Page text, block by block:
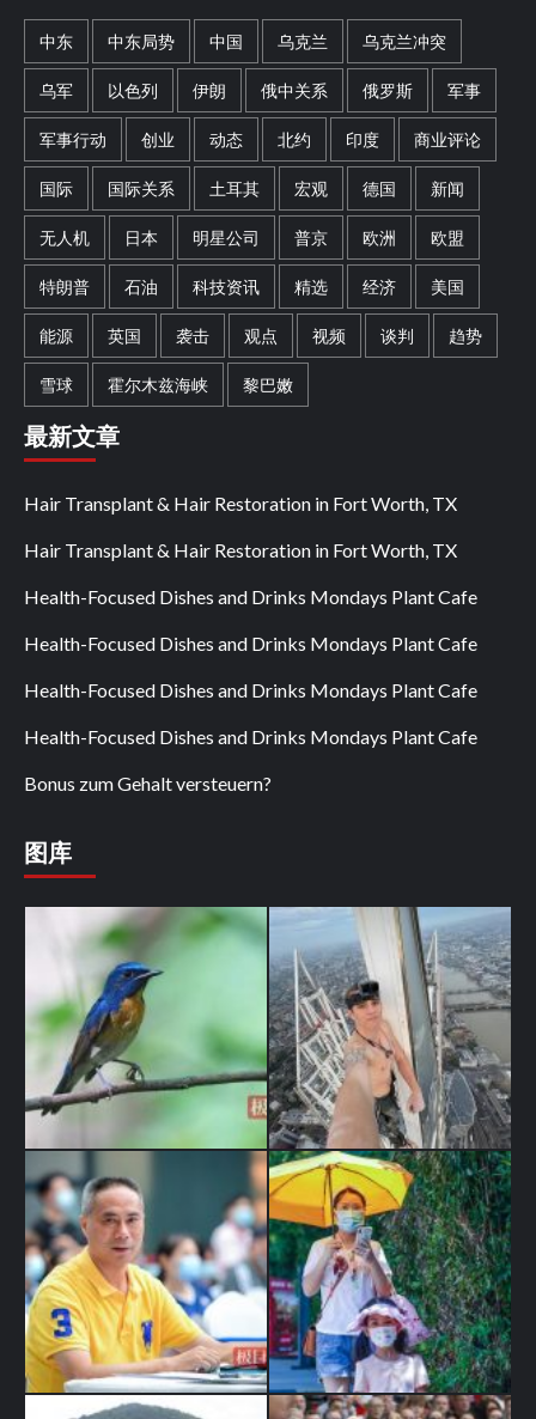
中东 中东局势 中国 乌克兰 乌克兰冲突
乌军 以色列 伊朗 俄中关系 俄罗斯 军事
军事行动 创业 动态 北约 印度 商业评论
国际 国际关系 土耳其 宏观 德国 新闻
无人机 日本 明星公司 普京 欧洲 欧盟
特朗普 石油 科技资讯 精选 经济 美国
能源 英国 袭击 观点 视频 谈判 趋势
雪球 霍尔木兹海峡 黎巴嫩
最新文章
Hair Transplant & Hair Restoration in Fort Worth, TX
Hair Transplant & Hair Restoration in Fort Worth, TX
Health-Focused Dishes and Drinks Mondays Plant Cafe
Health-Focused Dishes and Drinks Mondays Plant Cafe
Health-Focused Dishes and Drinks Mondays Plant Cafe
Health-Focused Dishes and Drinks Mondays Plant Cafe
Bonus zum Gehalt versteuern?
图库